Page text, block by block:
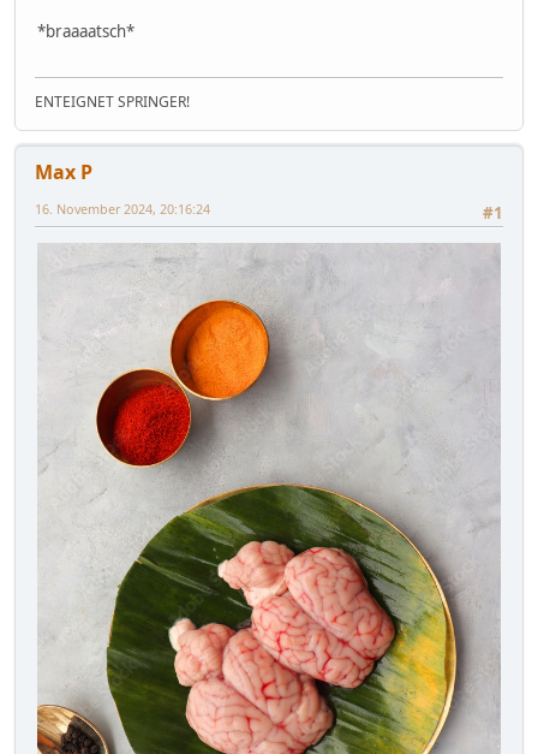
*braaaatsch*
ENTEIGNET SPRINGER!
Max P
#1
16. November 2024, 20:16:24